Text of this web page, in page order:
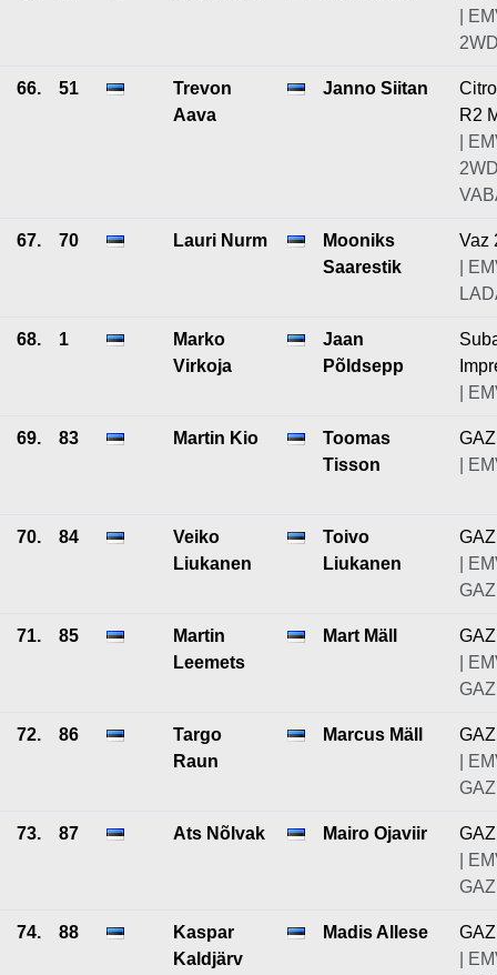
|
66. 51
Trevon
Aava
Janno Siitan
R2
|
67. 70 Lauri Nurm
Mooniks
Saarestik
Vaz
|
68. 1
Marko
Virkoja
Jaan
Põldsepp
|
69. 83 Martin Kio
Toomas
Tisson
|
70. 84
Veiko
Liukanen
Toivo
Liukanen
|
GAZ
71. 85
Martin
Leemets
Mart Mäll
|
GAZ
72. 86
Targo
Raun
Marcus Mäll
|
GAZ
73. 87 Ats Nõlvak Mairo Ojaviir
|
GAZ
74. 88
Kaspar
Kaldjärv
Madis Allese
|